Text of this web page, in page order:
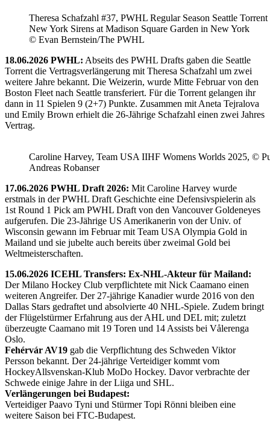
Theresa Schafzahl #37, PWHL Regular Season Seattle Torrent
New York Sirens at Madison Square Garden in New York
© Evan Bernstein/The PWHL
18.06.2026 PWHL: Abseits des PWHL Drafts gaben die Seattle
Torrent die Vertragsverlängerung mit Theresa Schafzahl um zwei
weitere Jahre bekannt. Die Weizerin, wurde Mitte Februar von den
Boston Fleet nach Seattle transferiert. Für die Torrent gelangen ihr
dann in 11 Spielen 9 (2+7) Punkte. Zusammen mit Aneta Tejralova
und Emily Brown erhielt die 26-Jährige Schafzahl einen zwei Jahres
Vertrag.
Caroline Harvey, Team USA IIHF Womens Worlds 2025, ©
Andreas Robanser
17.06.2026 PWHL Draft 2026: Mit Caroline Harvey wurde
erstmals in der PWHL Draft Geschichte eine Defensivspielerin als
1st Round 1 Pick am PWHL Draft von den Vancouver Goldeneyes
aufgerufen. Die 23-Jährige US Amerikanerin von der Univ. of
Wisconsin gewann im Februar mit Team USA Olympia Gold in
Mailand und sie jubelte auch bereits über zweimal Gold bei
Weltmeisterschaften.
15.06.2026 ICEHL Transfers: Ex-NHL-Akteur für Mailand:
Der Milano Hockey Club verpflichtete mit Nick Caamano einen
weiteren Angreifer. Der 27-jährige Kanadier wurde 2016 von den
Dallas Stars gedraftet und absolvierte 40 NHL-Spiele. Zudem bringt
der Flügelstürmer Erfahrung aus der AHL und DEL mit; zuletzt
überzeugte Caamano mit 19 Toren und 14 Assists bei Vålerenga
Oslo.
Fehérvár AV19 gab die Verpflichtung des Schweden Viktor
Persson bekannt. Der 24-jährige Verteidiger kommt vom
HockeyAllsvenskan-Klub MoDo Hockey. Davor verbrachte der
Schwede einige Jahre in der Liiga und SHL.
Verlängerungen bei Budapest:
Verteidiger Paavo Tyni und Stürmer Topi Rönni bleiben eine
weitere Saison bei FTC-Budapest.